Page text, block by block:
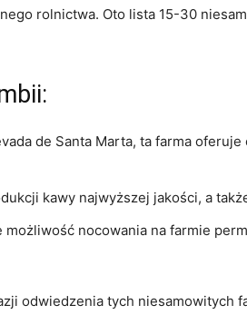
rolnictwa. Oto lista 15-30
de ⁣Santa Marta, ta farma
kawy najwyższej jakości, a​
nocowania na farmie
odwiedzenia tych niesamowitych